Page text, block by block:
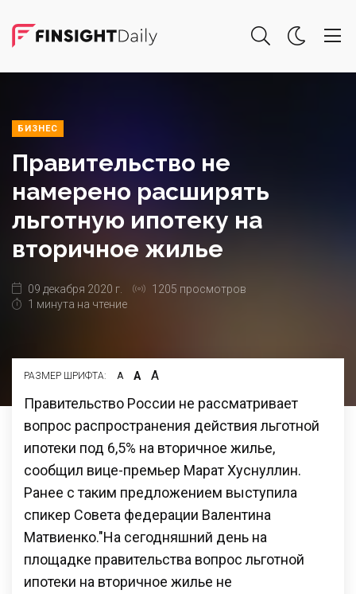
БИЗНЕС
Правительство не
намерено расширять
льготную ипотеку на
вторичное жилье
09 декабря 2020 г.
1205 просмотров
1 минута на чтение
РАЗМЕР ШРИФТА: А А А
Правительство России не рассматривает
вопрос распространения действия льготной
ипотеки под 6,5% на вторичное жилье,
сообщил вице-премьер Марат Хуснуллин.
Ранее с таким предложением выступила
спикер Совета федерации Валентина
Матвиенко."На сегодняшний день на
площадке правительства вопрос льготной
ипотеки на вторичное жилье не